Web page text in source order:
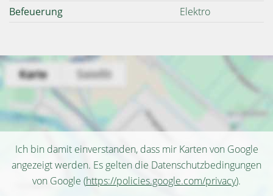
Befeuerung
Elektro
Ich bin damit einverstanden, dass mir Karten von Google
angezeigt werden. Es gelten die Datenschutzbedingungen
von Google (https://policies.google.com/privacy).